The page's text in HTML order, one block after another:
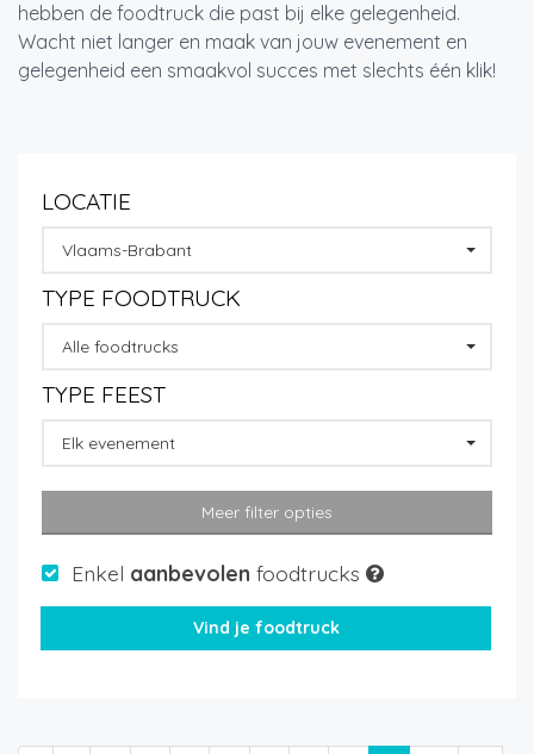
hebben de foodtruck die past bij elke gelegenheid.
Wacht niet langer en maak van jouw evenement en
gelegenheid een smaakvol succes met slechts één klik!
LOCATIE
Vlaams-Brabant
TYPE FOODTRUCK
Alle foodtrucks
TYPE FEEST
Elk evenement
Meer filter opties
Enkel aanbevolen foodtrucks